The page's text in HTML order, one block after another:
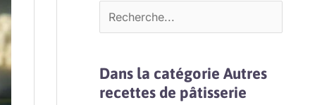
Dans la catégorie Autres
recettes de pâtisserie